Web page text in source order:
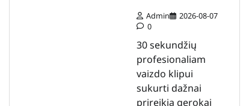
Admin
2026-08-07
0
30 sekundžių
profesionaliam
vaizdo klipui
sukurti dažnai
prireikia gerokai